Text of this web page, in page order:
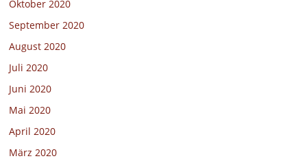
Oktober 2020
September 2020
August 2020
Juli 2020
Juni 2020
Mai 2020
April 2020
März 2020